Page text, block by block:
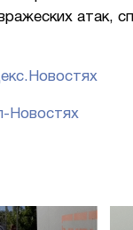
атак,
Новостях